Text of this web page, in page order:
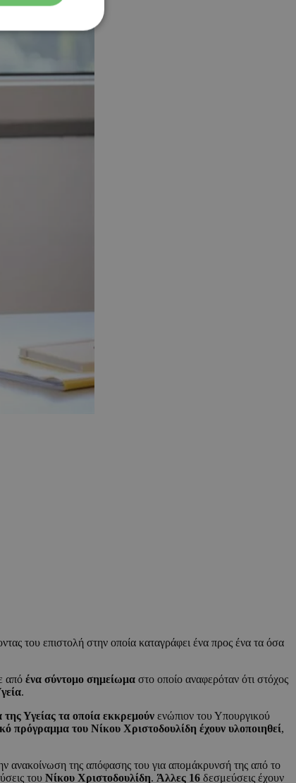
του επιστολή στην οποία καταγράφει ένα προς ένα τα όσα
από ένα σύντομο σημείωμα στο οποίο αναφερόταν ότι στόχος
.
Υγείας τα οποία εκκρεμούν ενώπιον του Υπουργικού
πρόγραμμα του Νίκου Χριστοδουλίδη έχουν υλοποιηθεί,
ανακοίνωση της απόφασης του για απομάκρυνσή της από το
του Νίκου Χριστοδουλίδη. Άλλες 16 δεσμεύσεις έχουν